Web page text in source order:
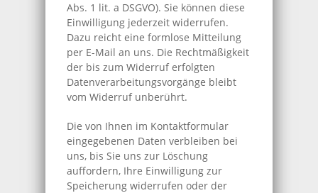
Abs. 1 lit. a DSGVO). Sie können diese
Einwilligung jederzeit widerrufen.
Dazu reicht eine formlose Mitteilung
per E-Mail an uns. Die Rechtmäßigkeit
der bis zum Widerruf erfolgten
Datenverarbeitungsvorgänge bleibt
vom Widerruf unberührt.
Die von Ihnen im Kontaktformular
eingegebenen Daten verbleiben bei
uns, bis Sie uns zur Löschung
auffordern, Ihre Einwilligung zur
Speicherung widerrufen oder der